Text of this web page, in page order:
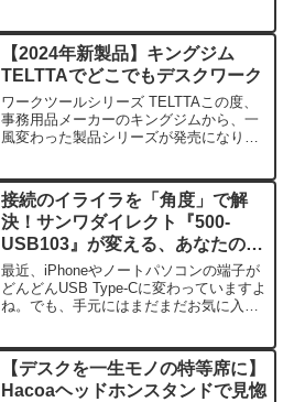
魅力を徹底解説します。
【2024年新製品】キングジム
TELTTAでどこでもデスクワーク
ワークツールシリーズ TELTTAこの度、
事務用品メーカーのキングジムから、一
風変わった製品シリーズが発売になりま
は、『ハンギングラック』と『マルチケ
ース』、『マルチポー...
接続のイライラを「角度」で解
決！サンワダイレクト『500-
USB103』が変える、あなたのデ
ジタルライフ
最近、iPhoneやノートパソコンの端子が
どんどんUSB Type-Cに変わっていますよ
ね。でも、手元にはまだまだお気に入り
なデータが入ったUSBメモリを挿した
い」...
【デスクを一生モノの特等席に】
Hacoaヘッドホンスタンドで見惚